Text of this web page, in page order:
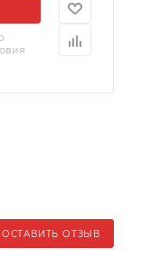
ОСТАВИТЬ ОТЗЫВ